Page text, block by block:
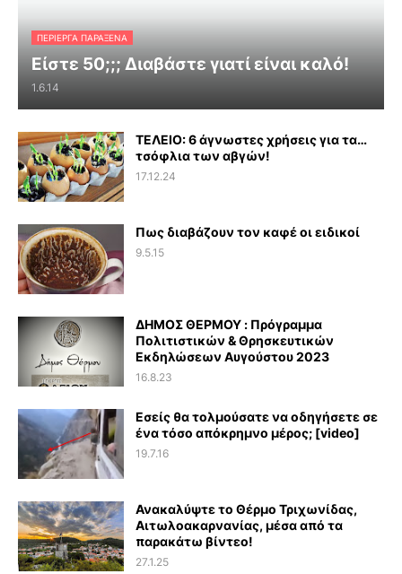
ΠΕΡΊΕΡΓΑ ΠΑΡΆΞΕΝΑ
Είστε 50;;; Διαβάστε γιατί είναι καλό!
1.6.14
ΤΕΛΕΙΟ: 6 άγνωστες χρήσεις για τα…
τσόφλια των αβγών!
17.12.24
Πως διαβάζουν τον καφέ οι ειδικοί
9.5.15
ΔΗΜΟΣ ΘΕΡΜΟΥ : Πρόγραμμα
Πολιτιστικών & Θρησκευτικών
Εκδηλώσεων Αυγούστου 2023
16.8.23
Εσείς θα τολμούσατε να οδηγήσετε σε
ένα τόσο απόκρημνο μέρος; [video]
19.7.16
Ανακαλύψτε το Θέρμο Τριχωνίδας,
Αιτωλοακαρνανίας, μέσα από τα
παρακάτω βίντεο!
27.1.25